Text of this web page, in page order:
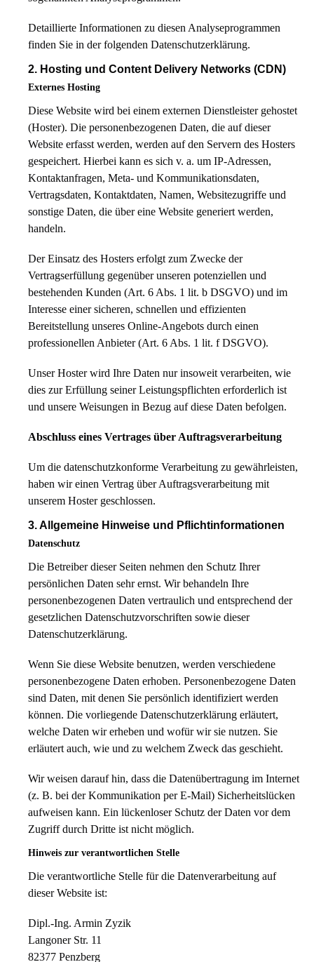
Detaillierte Informationen zu diesen Analyseprogrammen
finden Sie in der folgenden Datenschutzerklärung.
2. Hosting und Content Delivery Networks (CDN)
Externes Hosting
Diese Website wird bei einem externen Dienstleister gehostet
(Hoster). Die personenbezogenen Daten, die auf dieser
Website erfasst werden, werden auf den Servern des Hosters
gespeichert. Hierbei kann es sich v. a. um IP-Adressen,
Kontaktanfragen, Meta- und Kommunikationsdaten,
Vertragsdaten, Kontaktdaten, Namen, Websitezugriffe und
sonstige Daten, die über eine Website generiert werden,
handeln.
Der Einsatz des Hosters erfolgt zum Zwecke der
Vertragserfüllung gegenüber unseren potenziellen und
bestehenden Kunden (Art. 6 Abs. 1 lit. b DSGVO) und im
Interesse einer sicheren, schnellen und effizienten
Bereitstellung unseres Online-Angebots durch einen
professionellen Anbieter (Art. 6 Abs. 1 lit. f DSGVO).
Unser Hoster wird Ihre Daten nur insoweit verarbeiten, wie
dies zur Erfüllung seiner Leistungspflichten erforderlich ist
und unsere Weisungen in Bezug auf diese Daten befolgen.
Abschluss eines Vertrages über Auftragsverarbeitung
Um die datenschutzkonforme Verarbeitung zu gewährleisten,
haben wir einen Vertrag über Auftragsverarbeitung mit
unserem Hoster geschlossen.
3. Allgemeine Hinweise und Pflicht­informationen
Datenschutz
Die Betreiber dieser Seiten nehmen den Schutz Ihrer
persönlichen Daten sehr ernst. Wir behandeln Ihre
personenbezogenen Daten vertraulich und entsprechend der
gesetzlichen Datenschutzvorschriften sowie dieser
Datenschutzerklärung.
Wenn Sie diese Website benutzen, werden verschiedene
personenbezogene Daten erhoben. Personenbezogene Daten
sind Daten, mit denen Sie persönlich identifiziert werden
können. Die vorliegende Datenschutzerklärung erläutert,
welche Daten wir erheben und wofür wir sie nutzen. Sie
erläutert auch, wie und zu welchem Zweck das geschieht.
Wir weisen darauf hin, dass die Datenübertragung im Internet
(z. B. bei der Kommunikation per E-Mail) Sicherheitslücken
aufweisen kann. Ein lückenloser Schutz der Daten vor dem
Zugriff durch Dritte ist nicht möglich.
Hinweis zur verantwortlichen Stelle
Die verantwortliche Stelle für die Datenverarbeitung auf
dieser Website ist:
Dipl.-Ing. Armin Zyzik
Langoner Str. 11
82377 Penzberg